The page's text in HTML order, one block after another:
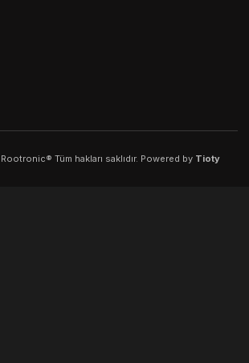
Tüm hakları saklıdır. Powered by Tioty